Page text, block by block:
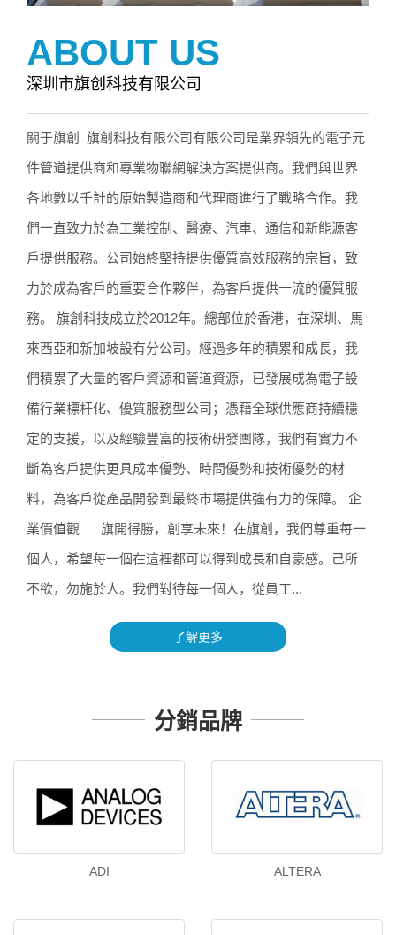
ABOUT US
深圳市旗创科技有限公司
關于旗創 旗創科技有限公司有限公司是業界領先的電子元
件管道提供商和專業物聯網解決方案提供商。我們與世界
各地數以千計的原始製造商和代理商進行了戰略合作。我
們一直致力於為工業控制、醫療、汽車、通信和新能源客
戶提供服務。公司始終堅持提供優質高效服務的宗旨，致
力於成為客戶的重要合作夥伴，為客戶提供一流的優質服
務。 旗創科技成立於2012年。總部位於香港，在深圳、馬
來西亞和新加坡設有分公司。經過多年的積累和成長，我
們積累了大量的客戶資源和管道資源，已發展成為電子設
備行業標杆化、優質服務型公司；憑藉全球供應商持續穩
定的支援，以及經驗豐富的技術研發團隊，我們有實力不
斷為客戶提供更具成本優勢、時間優勢和技術優勢的材
料，為客戶從產品開發到最終市場提供強有力的保障。 企
業價值觀 旗開得勝，創享未來！在旗創，我們尊重每一
個人，希望每一個在這裡都可以得到成長和自豪感。己所
不欲，勿施於人。我們對待每一個人，從員工...
了解更多
分銷品牌
ADI ALTERA